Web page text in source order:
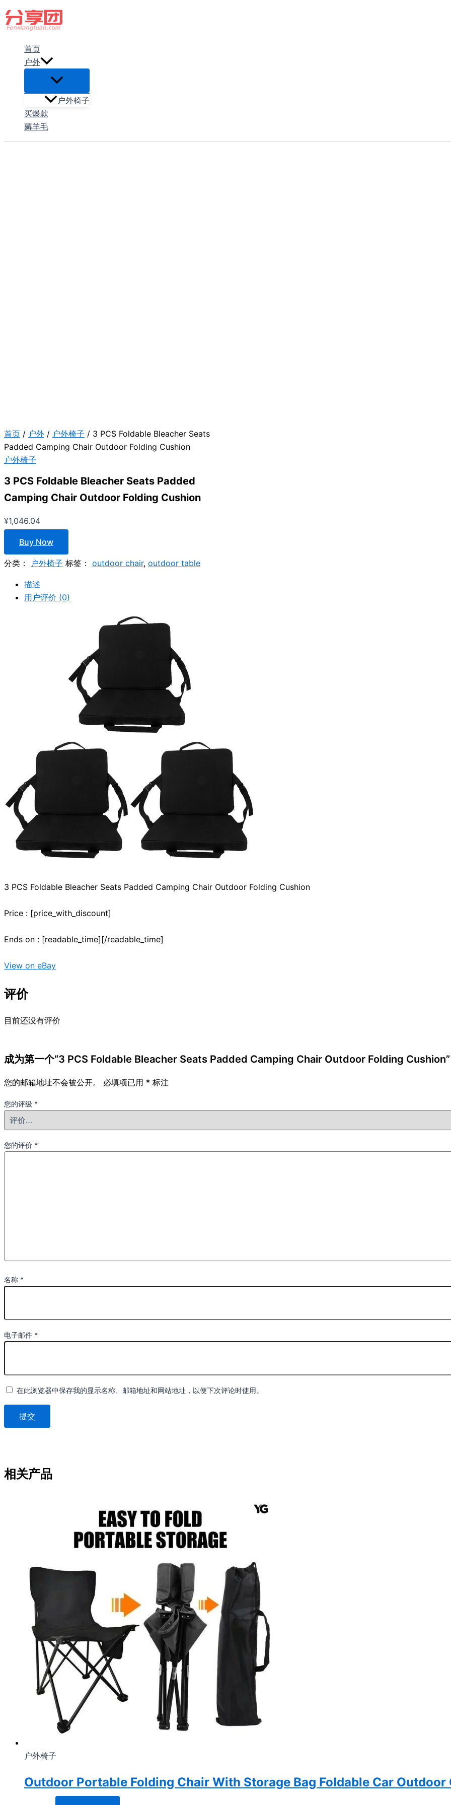
跳
至
首页
户外
户外椅子
买爆款
薅羊毛
首页 / 户外 / 户外椅子 / 3 PCS Foldable Bleacher Seats
Padded Camping Chair Outdoor Folding Cushion
户外椅子
3 PCS Foldable Bleacher Seats Padded
Camping Chair Outdoor Folding Cushion
¥1,046.04
Buy Now
分类： 户外椅子 标签： outdoor chair, outdoor table
描述
用户评价 (0)
3 PCS Foldable Bleacher Seats Padded Camping Chair Outdoor Folding Cushion
Price : [price_with_discount]
Ends on : [readable_time][/readable_time]
View on eBay
评价
目前还没有评价
成为第一个“3 PCS Foldable Bleacher Seats Padded Camping Chair Outdoor Folding Cushion”
您的邮箱地址不会被公开。 必填项已用 * 标注
您的评级 *
您的评价 *
名称 *
电子邮件 *
在此浏览器中保存我的显示名称、邮箱地址和网站地址，以便下次评论时使用。
相关产品
户外椅子
Outdoor Portable Folding Chair With Storage Bag Foldable Car Outdoor